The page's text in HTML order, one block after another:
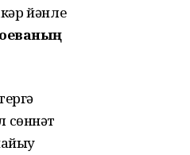
йәнле
сөннәт